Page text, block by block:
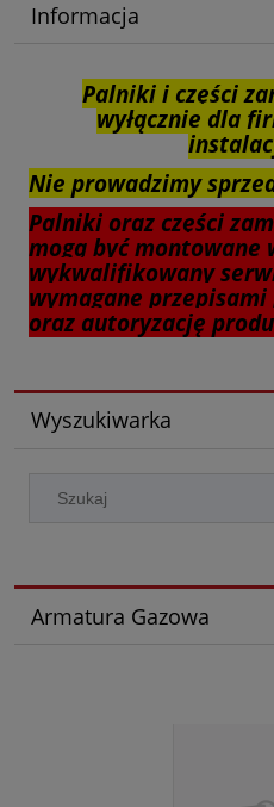
Informacja
Palniki i części
wyłącznie dla
Nie prowadzimy
Palniki oraz części
mogą być montowane
wykwalifikowany
wymagane
oraz autoryzację
Wyszukiwarka
Armatura Gazowa